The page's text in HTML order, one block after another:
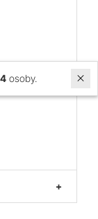
+
4 osoby.